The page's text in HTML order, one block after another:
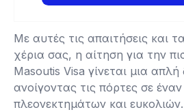
Με αυτές τις απαιτήσεις και
χέρια σας, η αίτηση για την
Masoutis Visa γίνεται μια απλή
ανοίγοντας τις πόρτες σε
πλεονεκτημάτων και ευκολιών.